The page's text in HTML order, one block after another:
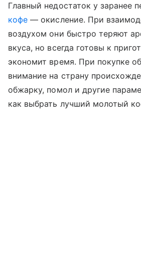
Главный недостаток у заранее
кофе — окисление. При
воздухом они быстро теряют
вкуса, но всегда готовы к
экономит время. При покупке
внимание на страну
обжарку, помол и другие
как выбрать лучший молотый